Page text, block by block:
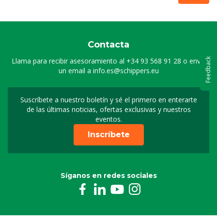
Contacta
Llama para recibir asesoramiento al +34 93 568 91 28 o envía
un email a info.es@schippers.eu
Suscríbete a nuestro boletín y sé el primero en enterarte
de las últimas noticias, ofertas exclusivas y nuestros
eventos.
Suscripción a nuestro
Inscríbete
Síganos en redes sociales
Feedback